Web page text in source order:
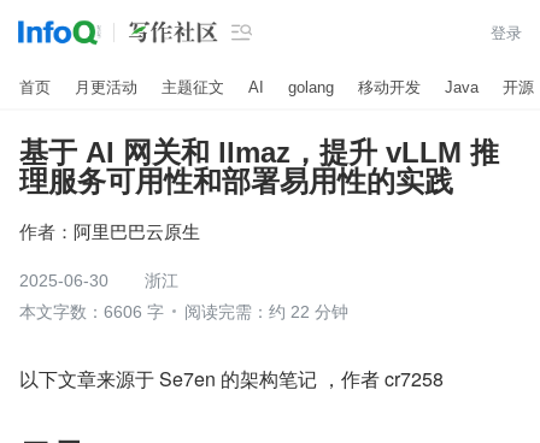
 登录
首页 月更活动 主题征文 AI golang 移动开发 Java 开源
基于 AI 网关和 llmaz，提升 vLLM 推
理服务可用性和部署易用性的实践
作者： 阿里巴巴云原生
2025-06-30
浙江
本文字数：6606 字
阅读完需：约 22 分钟
以下文章来源于 Se7en 的架构笔记 ，作者 cr7258